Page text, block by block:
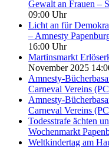
Gewalt an Frauen –
09:00 Uhr
Licht an für
– Amnesty
16:00 Uhr
Martinsmarkt
November 2025
Amnesty-
Carneval Vereins
Amnesty-
Carneval Vereins
Todesstrafe ächten
Wochenmarkt
Weltkindertag am